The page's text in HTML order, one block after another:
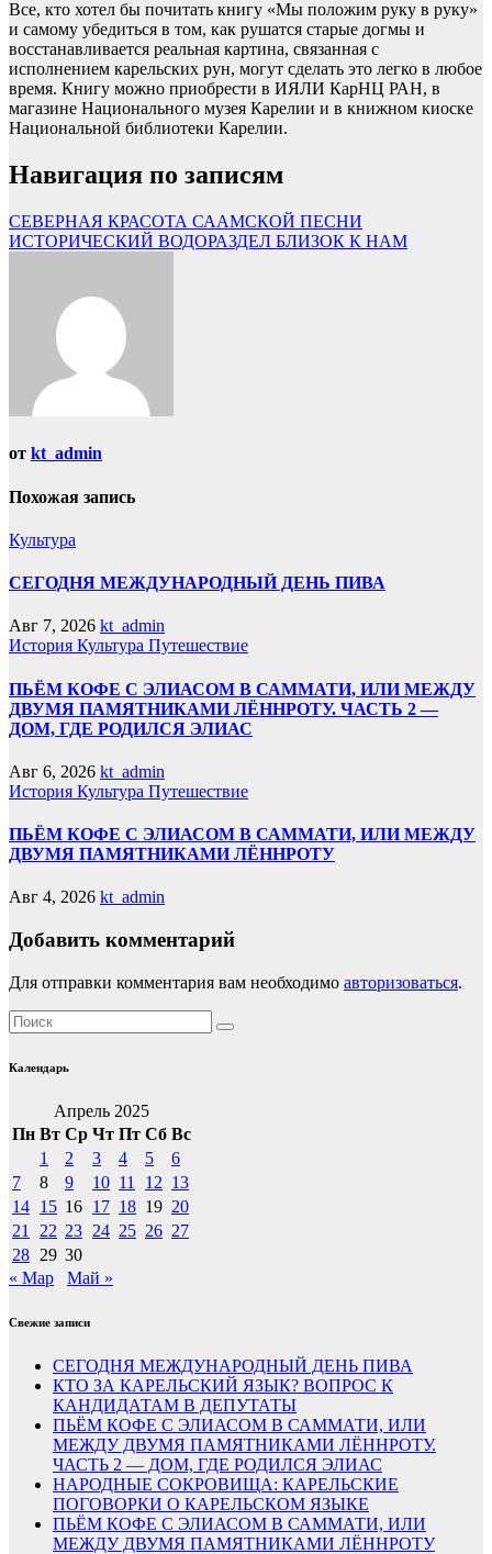
Все, кто хотел бы почитать книгу «Мы положим руку в руку»
и самому убедиться в том, как рушатся старые догмы и
восстанавливается реальная картина, связанная с
исполнением карельских рун, могут сделать это легко в любое
время. Книгу можно приобрести в ИЯЛИ КарНЦ РАН, в
магазине Национального музея Карелии и в книжном киоске
Национальной библиотеки Карелии.
Навигация по записям
СЕВЕРНАЯ КРАСОТА СААМСКОЙ ПЕСНИ
ИСТОРИЧЕСКИЙ ВОДОРАЗДЕЛ БЛИЗОК К НАМ
от kt_admin
Похожая запись
Культура
СЕГОДНЯ МЕЖДУНАРОДНЫЙ ДЕНЬ ПИВА
Авг 7, 2026 kt_admin
История Культура Путешествие
ПЬЁМ КОФЕ С ЭЛИАСОМ В САММАТИ, ИЛИ МЕЖДУ
ДВУМЯ ПАМЯТНИКАМИ ЛЁННРОТУ. ЧАСТЬ 2 —
ДОМ, ГДЕ РОДИЛСЯ ЭЛИАС
Авг 6, 2026 kt_admin
История Культура Путешествие
ПЬЁМ КОФЕ С ЭЛИАСОМ В САММАТИ, ИЛИ МЕЖДУ
ДВУМЯ ПАМЯТНИКАМИ ЛЁННРОТУ
Авг 4, 2026 kt_admin
Добавить комментарий
Для отправки комментария вам необходимо авторизоваться.
Календарь
Апрель 2025
Пн Вт Ср Чт Пт Сб Вс
1
2 3 4 5
6
7
8 9 10 11 12 13
14 15 16 17 18 19 20
21
22 23 24 25 26 27
28 29 30
« Мар
Май »
Свежие записи
СЕГОДНЯ МЕЖДУНАРОДНЫЙ ДЕНЬ ПИВА
КТО ЗА КАРЕЛЬСКИЙ ЯЗЫК? ВОПРОС К
КАНДИДАТАМ В ДЕПУТАТЫ
ПЬЁМ КОФЕ С ЭЛИАСОМ В САММАТИ, ИЛИ
МЕЖДУ ДВУМЯ ПАМЯТНИКАМИ ЛЁННРОТУ.
ЧАСТЬ 2 — ДОМ, ГДЕ РОДИЛСЯ ЭЛИАС
НАРОДНЫЕ СОКРОВИЩА: КАРЕЛЬСКИЕ
ПОГОВОРКИ О КАРЕЛЬСКОМ ЯЗЫКЕ
ПЬЁМ КОФЕ С ЭЛИАСОМ В САММАТИ, ИЛИ
МЕЖДУ ДВУМЯ ПАМЯТНИКАМИ ЛЁННРОТУ